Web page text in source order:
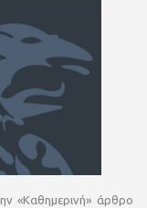
«Καθημερινή» άρθρο